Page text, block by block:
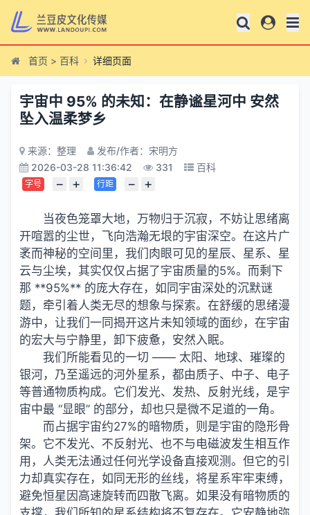
首页 > 百科 详细页面
宇宙中 95% 的未知：在静谧星河中 安然
坠入温柔梦乡
来源：整理
发布/作者：宋明方
2026-03-28 11:36:42
331 百科
字号 − + 行距 − +
当夜色笼罩大地，万物归于沉寂，不妨让思绪离
开喧嚣的尘世，飞向浩瀚无垠的宇宙深空。在这片广
袤而神秘的空间里，我们肉眼可见的星辰、星系、星
云与尘埃，其实仅仅占据了宇宙质量的5%。而剩下
那 **95%** 的庞大存在，如同宇宙深处的沉默谜
题，牵引着人类无尽的想象与探索。在舒缓的思绪漫
游中，让我们一同揭开这片未知领域的面纱，在宇宙
的宏大与宁静里，卸下疲惫，安然入眠。
我们所能看见的一切 —— 太阳、地球、璀璨的
银河，乃至遥远的河外星系，都由质子、中子、电子
等普通物质构成。它们发光、发热、反射光线，是宇
宙中最 “显眼” 的部分，却也只是微不足道的一角。
而占据宇宙约27%的暗物质，则是宇宙的隐形骨
架。它不发光、不反射光、也不与电磁波发生相互作
用，人类无法通过任何光学设备直接观测。但它的引
力却真实存在，如同无形的丝线，将星系牢牢束缚，
避免恒星因高速旋转而四散飞离。如果没有暗物质的